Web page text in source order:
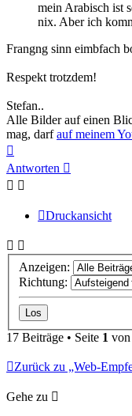
mein Arabisch ist
nix. Aber ich
Frangng sinn eimbfach
Respekt trotzdem!
Stefan..
Alle Bilder auf einen
mag, darfauf meinem
oben
Antworten
Druckansicht
Anzeigen:
Richtung:
17 Beiträge • Seite 1 von
Zurück zu „Web-
Gehe zu